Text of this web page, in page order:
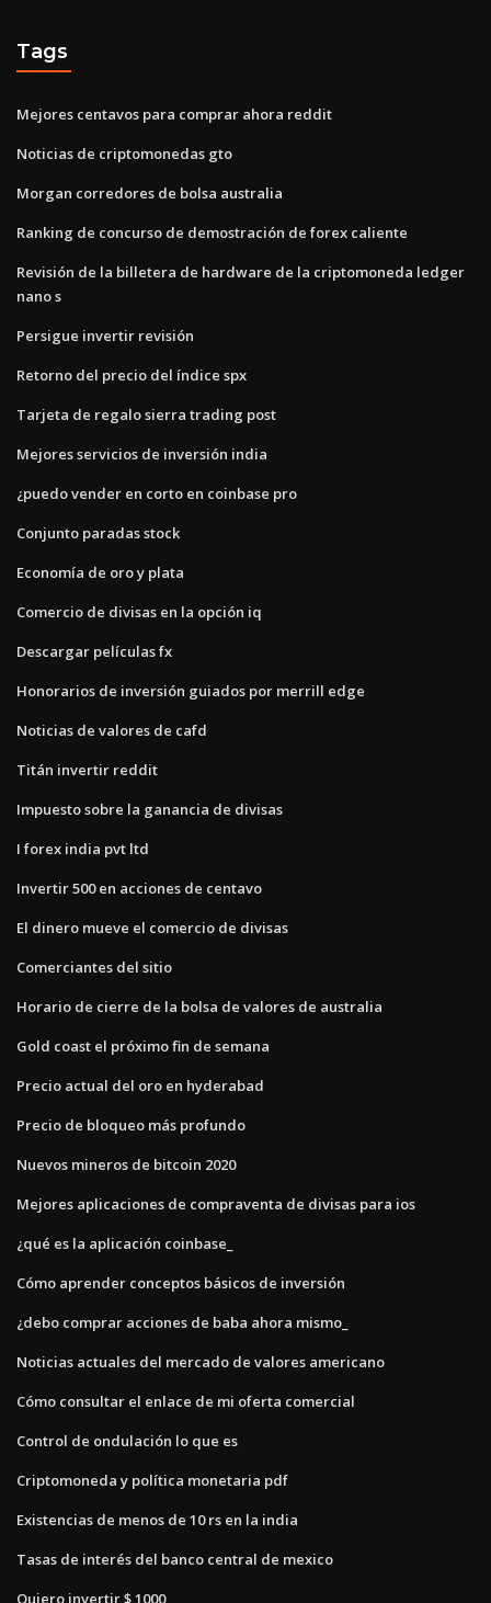
Tags
Mejores centavos para comprar ahora reddit
Noticias de criptomonedas gto
Morgan corredores de bolsa australia
Ranking de concurso de demostración de forex caliente
Revisión de la billetera de hardware de la criptomoneda ledger
nano s
Persigue invertir revisión
Retorno del precio del índice spx
Tarjeta de regalo sierra trading post
Mejores servicios de inversión india
¿puedo vender en corto en coinbase pro
Conjunto paradas stock
Economía de oro y plata
Comercio de divisas en la opción iq
Descargar películas fx
Honorarios de inversión guiados por merrill edge
Noticias de valores de cafd
Titán invertir reddit
Impuesto sobre la ganancia de divisas
I forex india pvt ltd
Invertir 500 en acciones de centavo
El dinero mueve el comercio de divisas
Comerciantes del sitio
Horario de cierre de la bolsa de valores de australia
Gold coast el próximo fin de semana
Precio actual del oro en hyderabad
Precio de bloqueo más profundo
Nuevos mineros de bitcoin 2020
Mejores aplicaciones de compraventa de divisas para ios
¿qué es la aplicación coinbase_
Cómo aprender conceptos básicos de inversión
¿debo comprar acciones de baba ahora mismo_
Noticias actuales del mercado de valores americano
Cómo consultar el enlace de mi oferta comercial
Control de ondulación lo que es
Criptomoneda y política monetaria pdf
Existencias de menos de 10 rs en la india
Tasas de interés del banco central de mexico
Quiero invertir $ 1000